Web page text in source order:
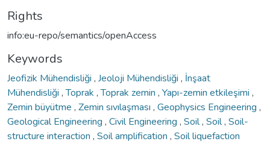
Rights
info:eu-repo/semantics/openAccess
Keywords
Jeofizik Mühendisliği , Jeoloji Mühendisliği , İnşaat
Mühendisliği ,Toprak ,Toprak zemin , Yapı-zemin etkileşimi ,
Zemin büyütme , Zemin sıvılaşması , Geophysics Engineering ,
Geological Engineering , Civil Engineering , Soil, Soil, Soil-
structure interaction , Soil amplification , Soil liquefaction